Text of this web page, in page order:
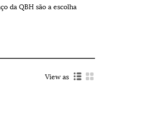
da QBH são a escolha
View as